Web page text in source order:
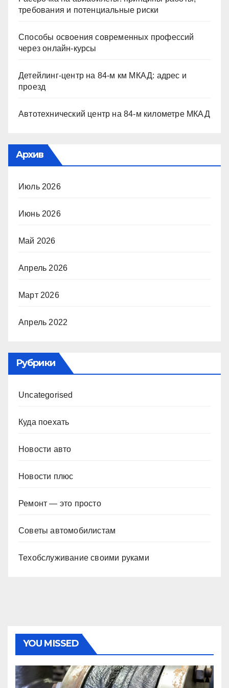
требования и потенциальные риски
Способы освоения современных профессий
через онлайн-курсы
Детейлинг-центр на 84-м км МКАД: адрес и
проезд
Автотехнический центр на 84-м километре МКАД
Архив
Июль 2026
Июнь 2026
Май 2026
Апрель 2026
Март 2026
Апрель 2022
Рубрики
Uncategorised
Куда поехать
Новости авто
Новости плюс
Ремонт — это просто
Советы автомобилистам
Техобслуживание своими руками
YOU MISSED